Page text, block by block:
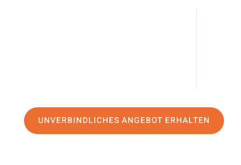
UNVERBINDLICHES ANGEBOT ERHALTEN